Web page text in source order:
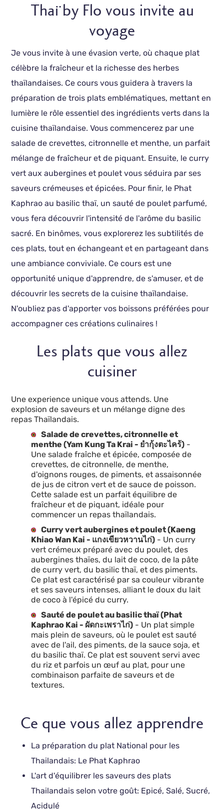
Thaï by Flo vous invite au
voyage
Je vous invite à une évasion verte, où chaque plat
célèbre la fraîcheur et la richesse des herbes
thaïlandaises. Ce cours vous guidera à travers la
préparation de trois plats emblématiques, mettant en
lumière le rôle essentiel des ingrédients verts dans la
cuisine thaïlandaise. Vous commencerez par une
salade de crevettes, citronnelle et menthe, un parfait
mélange de fraîcheur et de piquant. Ensuite, le curry
vert aux aubergines et poulet vous séduira par ses
saveurs crémeuses et épicées. Pour finir, le Phat
Kaphrao au basilic thaï, un sauté de poulet parfumé,
vous fera découvrir l'intensité de l'arôme du basilic
sacré. En binômes, vous explorerez les subtilités de
ces plats, tout en échangeant et en partageant dans
une ambiance conviviale. Ce cours est une
opportunité unique d'apprendre, de s'amuser, et de
découvrir les secrets de la cuisine thaïlandaise.
N'oubliez pas d'apporter vos boissons préférées pour
accompagner ces créations culinaires !
Les plats que vous allez
cuisiner
Une experience unique vous attends. Une
explosion de saveurs et un mélange digne des
repas Thaïlandais.
Salade de crevettes, citronnelle et
menthe (Yam Kung Ta Krai - ยำกุ้งตะไคร้) -
Une salade fraîche et épicée, composée de
crevettes, de citronnelle, de menthe,
d'oignons rouges, de piments, et assaisonnée
de jus de citron vert et de sauce de poisson.
Cette salade est un parfait équilibre de
fraîcheur et de piquant, idéale pour
commencer un repas thaïlandais.
Curry vert aubergines et poulet (Kaeng
Khiao Wan Kai - แกงเขียวหวานไก่) - Un curry
vert crémeux préparé avec du poulet, des
aubergines thaïes, du lait de coco, de la pâte
de curry vert, du basilic thaï, et des piments.
Ce plat est caractérisé par sa couleur vibrante
et ses saveurs intenses, alliant le doux du lait
de coco à l'épicé du curry.
Sauté de poulet au basilic thaï (Phat
Kaphrao Kai - ผัดกะเพราไก่) - Un plat simple
mais plein de saveurs, où le poulet est sauté
avec de l'ail, des piments, de la sauce soja, et
du basilic thaï. Ce plat est souvent servi avec
du riz et parfois un œuf au plat, pour une
combinaison parfaite de saveurs et de
textures.
Ce que vous allez apprendre
La préparation du plat National pour les
Thailandais: Le Phat Kaphrao
L'art d'équilibrer les saveurs des plats
Thailandais selon votre goût: Epicé, Salé, Sucré,
Acidulé